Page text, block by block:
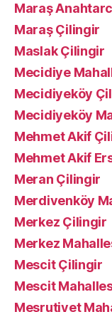
Maraş
Maraş Çilingir
Maslak Çilingir
Mecidiye
Mecidiyeköy
Mecidiyeköy
Mehmet Akif
Mehmet Akif
Meran Çilingir
Merdivenköy
Merkez Çilingir
Merkez
Mescit Çilingir
Mescit
Meşrutiyet